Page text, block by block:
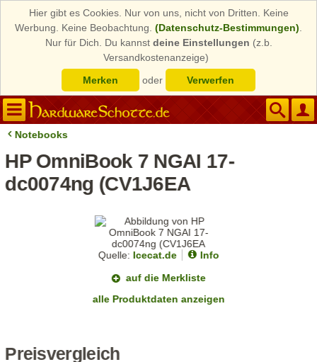
Hier gibt es Cookies. Nur von uns, nicht von Dritten. Keine
Werbung. Keine Beobachtung. (Datenschutz-Bestimmungen)
Nur für Dich. Du kannst deine Einstellungen (z.b.
Versandkostenanzeige)
Merken
oder Verwerfen
Notebooks
HP OmniBook 7 NGAI 17-
dc0074ng (CV1J6EA
Quelle: Icecat.de
Info
auf die Merkliste
alle Produktdaten anzeigen
Preisvergleich